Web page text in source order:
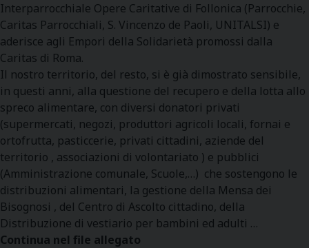
Interparrocchiale Opere Caritative di Follonica (Parrocchie,
Caritas Parrocchiali, S. Vincenzo de Paoli, UNITALSI) e
aderisce agli Empori della Solidarietà promossi dalla
Caritas di Roma.
Il nostro territorio, del resto, si è già dimostrato sensibile,
in questi anni, alla questione del recupero e della lotta allo
spreco alimentare, con diversi donatori privati
(supermercati, negozi, produttori agricoli locali, fornai e
ortofrutta, pasticcerie, privati cittadini, aziende del
territorio , associazioni di volontariato ) e pubblici
(Amministrazione comunale, Scuole,…) che sostengono le
distribuzioni alimentari, la gestione della Mensa dei
Bisognosi , del Centro di Ascolto cittadino, della
Distribuzione di vestiario per bambini ed adulti …
Continua nel file allegato